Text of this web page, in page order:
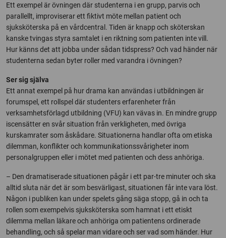
Ett exempel är övningen där studenterna i en grupp, parvis och
parallellt, improviserar ett fiktivt möte mellan patient och
sjuksköterska på en vårdcentral. Tiden är knapp och sköterskan
kanske tvingas styra samtalet i en riktning som patienten inte vill.
Hur känns det att jobba under sådan tidspress? Och vad händer när
studenterna sedan byter roller med varandra i övningen?
Ser sig själva
Ett annat exempel på hur drama kan användas i utbildningen är
forumspel, ett rollspel där studenters erfarenheter från
verksamhetsförlagd utbildning (VFU) kan vävas in. En mindre grupp
iscensätter en svår situation från verkligheten, med övriga
kurskamrater som åskådare. Situationerna handlar ofta om etiska
dilemman, konflikter och kommunikationssvårigheter inom
personalgruppen eller i mötet med patienten och dess anhöriga.
– Den dramatiserade situationen pågår i ett par-tre minuter och ska
alltid sluta när det är som besvärligast, situationen får inte vara löst.
Någon i publiken kan under spelets gång säga stopp, gå in och ta
rollen som exempelvis sjuksköterska som hamnat i ett etiskt
dilemma mellan läkare och anhöriga om patientens ordinerade
behandling, och så spelar man vidare och ser vad som händer. Hur